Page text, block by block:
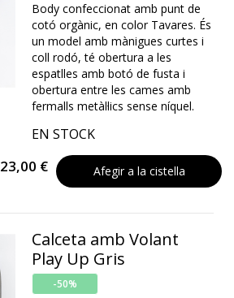
Body confeccionat amb punt de
cotó orgànic, en color Tavares. És
un model amb mànigues curtes i
coll rodó, té obertura a les
espatlles amb botó de fusta i
obertura entre les cames amb
fermalls metàl·lics sense níquel.
EN STOCK
23,00 € Afegir a la cistella
Calceta amb Volant
Play Up Gris
-50%